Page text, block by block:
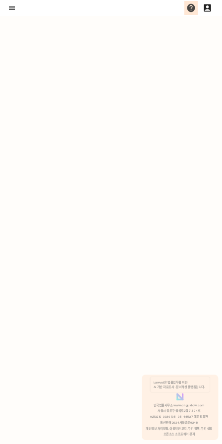
분석 쿠키 허용
Lawvot은 법률업무를 위한
AI 기반 자료조사 · 문서작성 플랫폼입니다.
안국법률사무소 www.anguklaw.com
서울시 종로구 율곡로2길 7, 304호
02)3210-3330 105-05-48527 대표 정희찬
통신판매 2024서울종로0248
개인정보 처리방침, 이용약관 고지, 쿠키 정책, 쿠키 설정
오픈소스 소프트웨어 공지